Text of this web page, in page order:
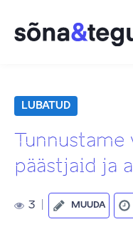
LUBATUD
Tunnustame
päästjaid ja
3 MUUDA